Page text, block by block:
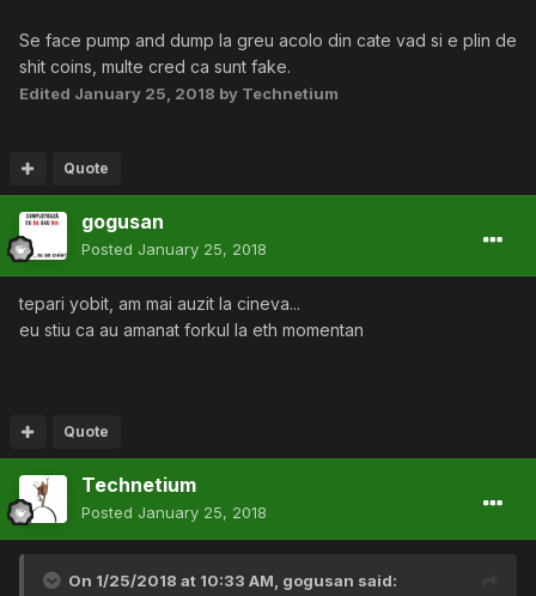
Se face pump and dump la greu acolo din cate vad si e plin de
shit coins, multe cred ca sunt fake.
Edited January 25, 2018 by Technetium
Quote
gogusan
Posted January 25, 2018
tepari yobit, am mai auzit la cineva...
eu stiu ca au amanat forkul la eth momentan
Quote
Technetium
Posted January 25, 2018
On 1/25/2018 at 10:33 AM, gogusan said: